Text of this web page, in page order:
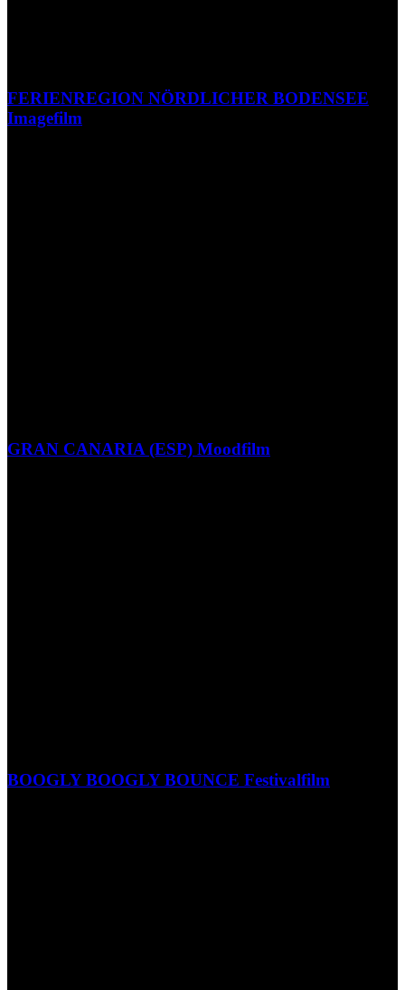
FERIENREGION NÖRDLICHER BODENSEE
Imagefilm
GRAN CANARIA (ESP) Moodfilm
BOOGLY BOOGLY BOUNCE Festivalfilm